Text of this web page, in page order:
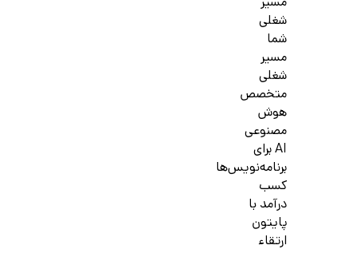
شغلی
شما
مسیر
شغلی
متخصص
هوش
مصنوعی
AI برای
برنامه‌نویس‌ها
کسب
درآمد با
پایتون
ارتقاء